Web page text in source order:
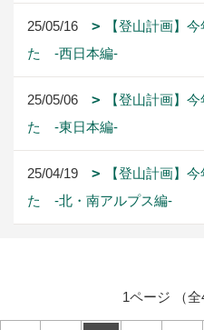
25/05/16
【登山計画】
た -西日本編-
25/05/06
【登山計画】
た -東日本編-
25/04/19
【登山計画】
た -北・南アルプス編-
1ページ （全